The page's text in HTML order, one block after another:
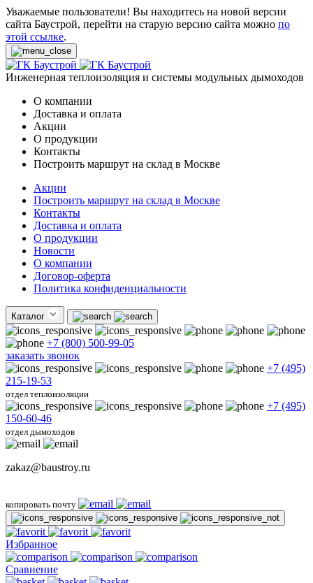
Уважаемые пользователи! Вы находитесь на новой версии
сайта Баустрой, перейти на старую версию сайта можно по
этой ссылке.
Инженерная теплоизоляция и системы модульных дымоходов
О компании
Доставка и оплата
Акции
О продукции
Контакты
Построить маршрут на склад в Москве
Акции
Построить маршрут на склад в Москве
Контакты
Доставка и оплата
О продукции
Новости
О компании
Договор-оферта
Политика конфиденциальности
Каталог
+7 (800) 500-99-05
заказать звонок
+7 (495)
215-19-53
отдел теплоизоляции
+7 (495)
150-60-46
отдел дымоходов
zakaz@baustroy.ru
копировать почту
Избранное
Сравнение